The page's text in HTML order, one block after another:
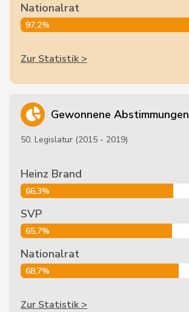
Nationalrat
97,2%
Zur Statistik >
Gewonnene Abstimmungen
50. Legislatur (2015 - 2019)
Heinz Brand
66,3%
SVP
65,7%
Nationalrat
68,7%
Zur Statistik >